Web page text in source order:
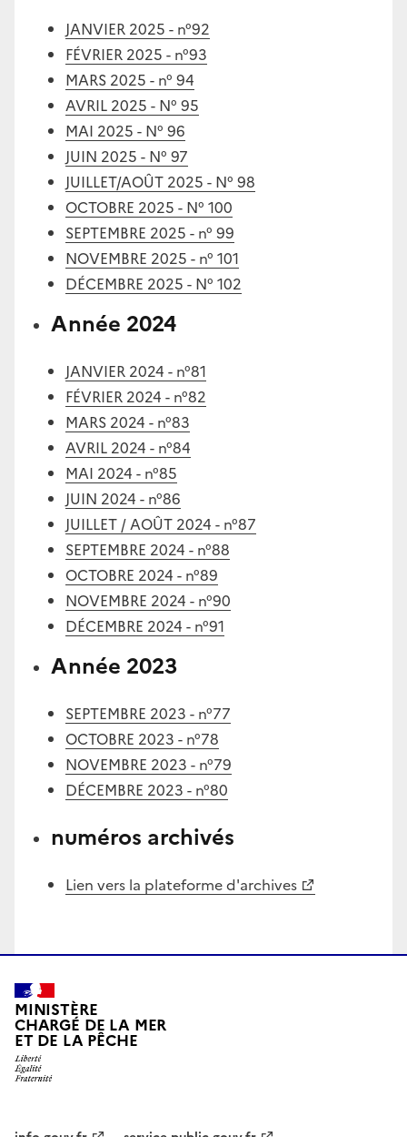
JANVIER 2025 - n°92
FÉVRIER 2025 - n°93
MARS 2025 - n° 94
AVRIL 2025 - N° 95
MAI 2025 - N° 96
JUIN 2025 - N° 97
JUILLET/AOÛT 2025 - N° 98
OCTOBRE 2025 - N° 100
SEPTEMBRE 2025 - n° 99
NOVEMBRE 2025 - n° 101
DÉCEMBRE 2025 - N° 102
Année 2024
JANVIER 2024 - n°81
FÉVRIER 2024 - n°82
MARS 2024 - n°83
AVRIL 2024 - n°84
MAI 2024 - n°85
JUIN 2024 - n°86
JUILLET / AOÛT 2024 - n°87
SEPTEMBRE 2024 - n°88
OCTOBRE 2024 - n°89
NOVEMBRE 2024 - n°90
DÉCEMBRE 2024 - n°91
Année 2023
SEPTEMBRE 2023 - n°77
OCTOBRE 2023 - n°78
NOVEMBRE 2023 - n°79
DÉCEMBRE 2023 - n°80
numéros archivés
Lien vers la plateforme d'archives
MINISTÈRE
CHARGÉ DE LA MER
ET DE LA PÊCHE